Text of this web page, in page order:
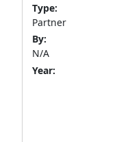
Type:
Partner
By:
N/A
Year: